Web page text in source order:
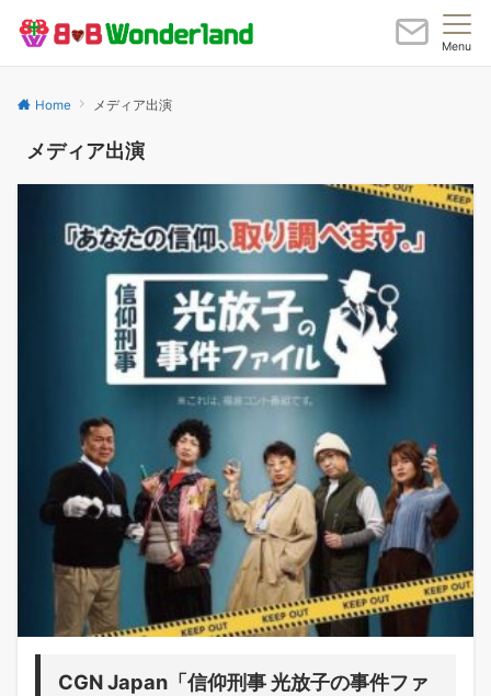
Menu
Home メディア出演
メディア出演
CGN Japan「信仰刑事 光放子の事件ファ